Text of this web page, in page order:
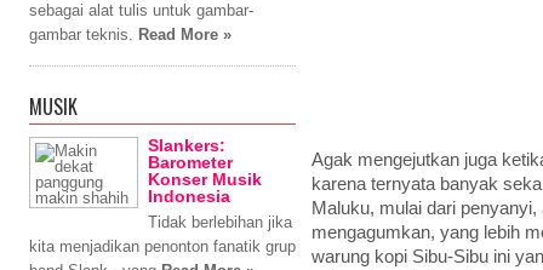
Agak mengejutkan juga
karena ternyata banyak
Maluku, mulai dari
mengagumkan, yang lebih
warung kopi Sibu-Sibu ini
sebagai alat tulis untuk gambar-
gambar teknis. Read More »
MUSIK
Slankers:
Barometer
Konser Musik
Indonesia
Tidak berlebihan jika
kita menjadikan penonton fanatik grup